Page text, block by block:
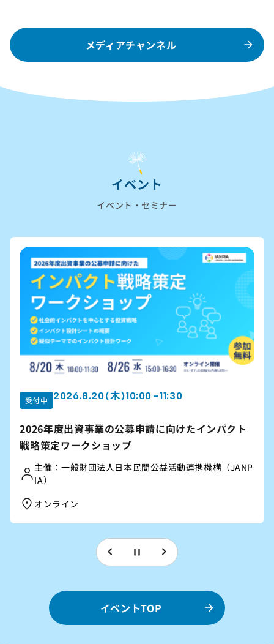
メディアチャンネル
イベント
イベント・セミナー
受付中 2026.8.22 (土) 10:00 - 12:00
団体が成長するための組織づくりを考える「オンラ
イン公開講座」2026夏講座
【主催】｜信州社会事業応援ネットワーク（公益財団
法人長野県みらい基金、認定特定非営利活動法人長野
オンライン
イベントTOP